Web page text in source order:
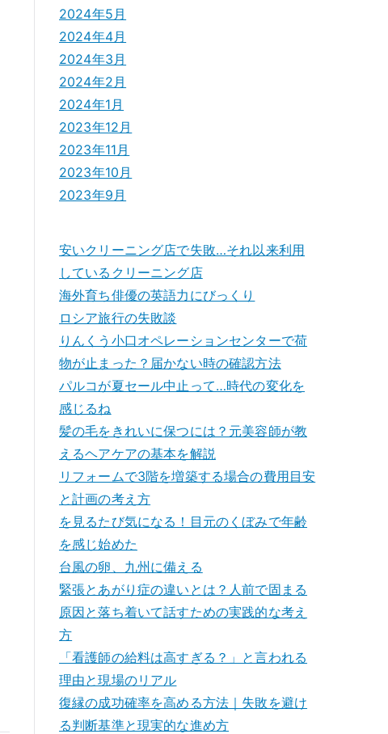
2024年5月
2024年4月
2024年3月
2024年2月
2024年1月
2023年12月
2023年11月
2023年10月
2023年9月
安いクリーニング店で失敗…それ以来利用
しているクリーニング店
海外育ち俳優の英語力にびっくり
ロシア旅行の失敗談
りんくう小口オペレーションセンターで荷
物が止まった？届かない時の確認方法
パルコが夏セール中止って…時代の変化を
感じるね
髪の毛をきれいに保つには？元美容師が教
えるヘアケアの基本を解説
リフォームで3階を増築する場合の費用目安
と計画の考え方
を見るたび気になる！目元のくぼみで年齢
を感じ始めた
台風の卵、九州に備える
緊張とあがり症の違いとは？人前で固まる
原因と落ち着いて話すための実践的な考え
方
「看護師の給料は高すぎる？」と言われる
理由と現場のリアル
復縁の成功確率を高める方法｜失敗を避け
る判断基準と現実的な進め方